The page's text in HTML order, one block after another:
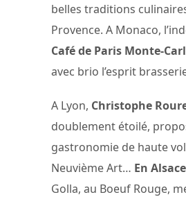
belles traditions
Provence. A Monaco,
Café de Paris Monte-
avec brio l’esprit
A Lyon, Christophe
doublement étoilé,
gastronomie de haute
Neuvième Art… En
Golla, au Boeuf Rouge,